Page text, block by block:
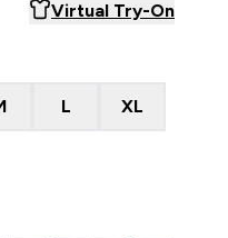
Virtual Try-On
L XL